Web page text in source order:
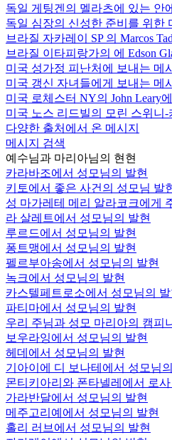
독일 게팅겐의 멜라츠에 있는 안
독일 심장의 신성한 준비를 위한
브라질 자카레이 SP 의 Marcos
브라질 이타피랑가의 에 Edson
미국 성가정 피난처에 보내는 메
미국 갱신 자녀들에게 보내는 메
미국 로체스터 NY의 John Leary
미국 노스 리드빌의 모린 스위니-
다양한 출처에서 온 메시지
메시지 검색
예수님과 마리아님의 현현
카라바조에서 성모님의 발현
키토에서 좋은 사건의 성모님 발
성 마가레테 메리 알라코크에게
라 살레트에서 성모님의 발현
루르드에서 성모님의 발현
퐁트맹에서 성모님의 발현
펠르부아송에서 성모님의 발현
녹크에서 성모님의 발현
카스텔페트로소에서 성모님의 발
파티마에서 성모님의 발현
우리 주님과 성모 마리아의 캠피
보우라잉에서 성모님의 발현
헤데에서 성모님의 발현
기아이에 디 보나테에서 성모님
몬티키아리와 폰타넬레에서 로
가라반달에서 성모님의 발현
메주고리예에서 성모님의 발현
홀리 러브에서 성모님의 발현